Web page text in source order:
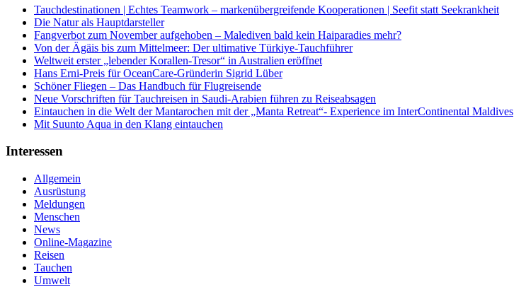
Tauchdestinationen | Echtes Teamwork – markenübergreifende Kooperationen | Seefit statt Seekrankheit
Die Natur als Hauptdarsteller
Fangverbot zum November aufgehoben – Malediven bald kein Haiparadies mehr?
Von der Ägäis bis zum Mittelmeer: Der ultimative Türkiye-Tauchführer
Weltweit erster „lebender Korallen-Tresor“ in Australien eröffnet
Hans Erni-Preis für OceanCare-Gründerin Sigrid Lüber
Schöner Fliegen – Das Handbuch für Flugreisende
Neue Vorschriften für Tauchreisen in Saudi-Arabien führen zu Reiseabsagen
Eintauchen in die Welt der Mantarochen mit der „Manta Retreat“- Experience im InterContinental Maldives
Mit Suunto Aqua in den Klang eintauchen
Interessen
Allgemein
Ausrüstung
Meldungen
Menschen
News
Online-Magazine
Reisen
Tauchen
Umwelt